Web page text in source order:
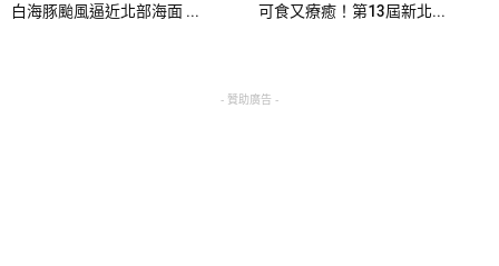
白海豚颱風逼近北部海面 ... 可食又療癒！第13屆新北...
- 贊助廣告 -